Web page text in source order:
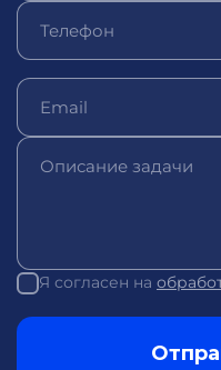
Я согласен на